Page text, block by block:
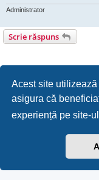
Acest site
asigura că
experiență pe site-
Administrator
Scrie răspuns
Furnizat de